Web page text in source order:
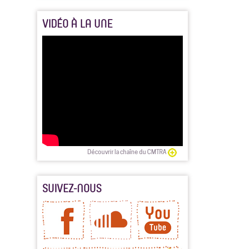
VIDÉO À LA UNE
Découvrir la chaîne du CMTRA
SUIVEZ-NOUS